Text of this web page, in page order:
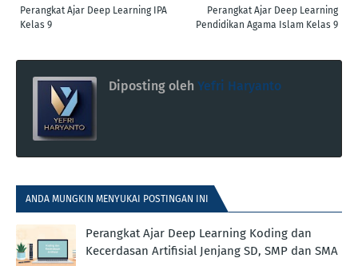
Perangkat Ajar Deep Learning
Pendidikan Agama Islam Kelas 9
Perangkat Ajar Deep Learning IPA
Kelas 9
Diposting oleh Yefri Haryanto
ANDA MUNGKIN MENYUKAI POSTINGAN INI
Perangkat Ajar Deep Learning Koding dan
Kecerdasan Artifisial Jenjang SD, SMP dan SMA